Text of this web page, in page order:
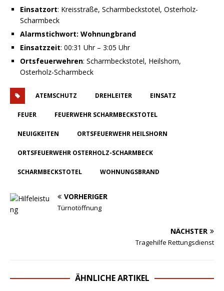
Einsatzort: Kreisstraße, Scharmbeckstotel, Osterholz-
Scharmbeck
Alarmstichwort: Wohnungbrand
Einsatzzeit: 00:31 Uhr – 3:05 Uhr
Ortsfeuerwehren: Scharmbeckstotel, Heilshorn,
Osterholz-Scharmbeck
ATEMSCHUTZ DREHLEITER EINSATZ
FEUER FEUERWEHR SCHARMBECKSTOTEL
NEUIGKEITEN ORTSFEUERWEHR HEILSHORN
ORTSFEUERWEHR OSTERHOLZ-SCHARMBECK
SCHARMBECKSTOTEL WOHNUNGSBRAND
VORHERIGER
Türnotöffnung
NÄCHSTER
Tragehilfe Rettungsdienst
ÄHNLICHE ARTIKEL